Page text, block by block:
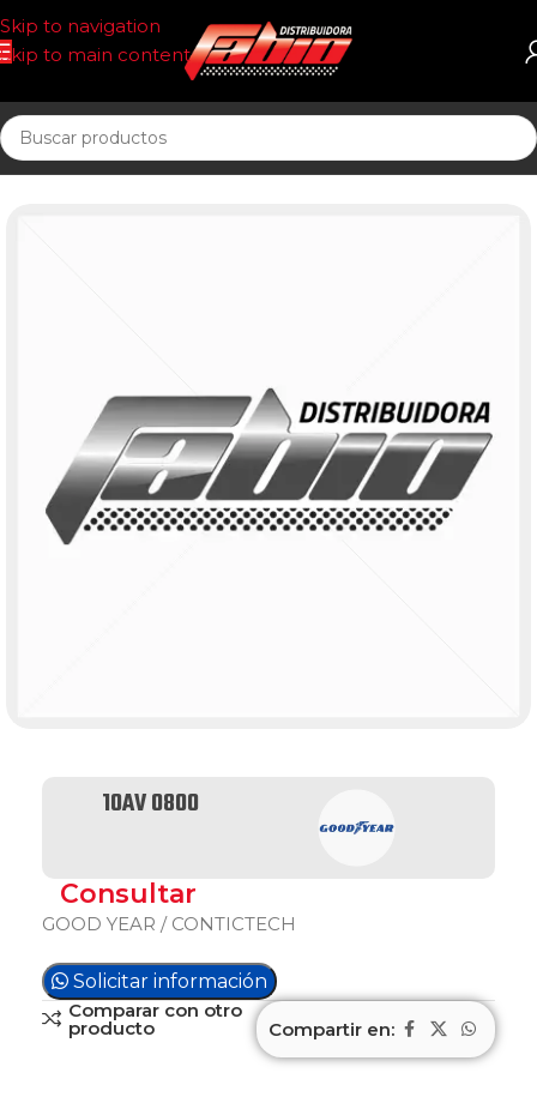
Skip to navigation
Skip to main content
Inicio CORREAS AUTOMOTOR 10AV
10AV 0800
Consultar
GOOD YEAR / CONTICTECH
Solicitar información
Comparar con otro
producto Compartir en: